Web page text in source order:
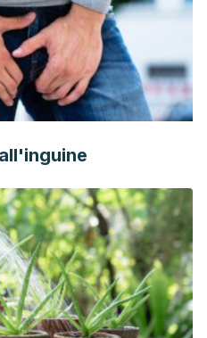
skin-care/art-20048237
causes premature skin
science 48(3), 169-175.
y piel.Actas Dermo-
Is Gelatin Good For?
nutrition/gelatin-
Álvarez, B., González-Muro,
La piel y el sistema
de México,148(2), 162-